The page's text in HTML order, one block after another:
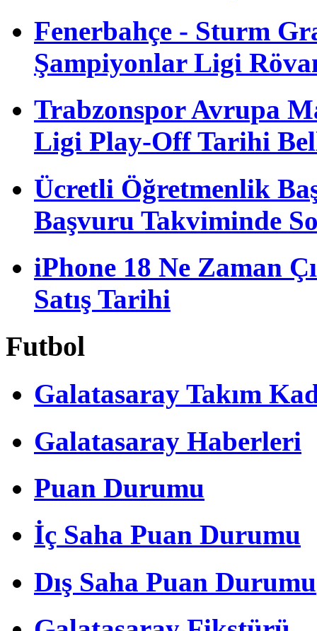
Fenerbahçe - Sturm
Şampiyonlar Ligi
Trabzonspor Avrupa
Ligi Play-Off Tarihi
Ücretli Öğretmenlik
Başvuru Takviminde
iPhone 18 Ne Zaman
Satış Tarihi
Futbol
Galatasaray Takım
Galatasaray Haberleri
Puan Durumu
İç Saha Puan Durumu
Dış Saha Puan Durumu